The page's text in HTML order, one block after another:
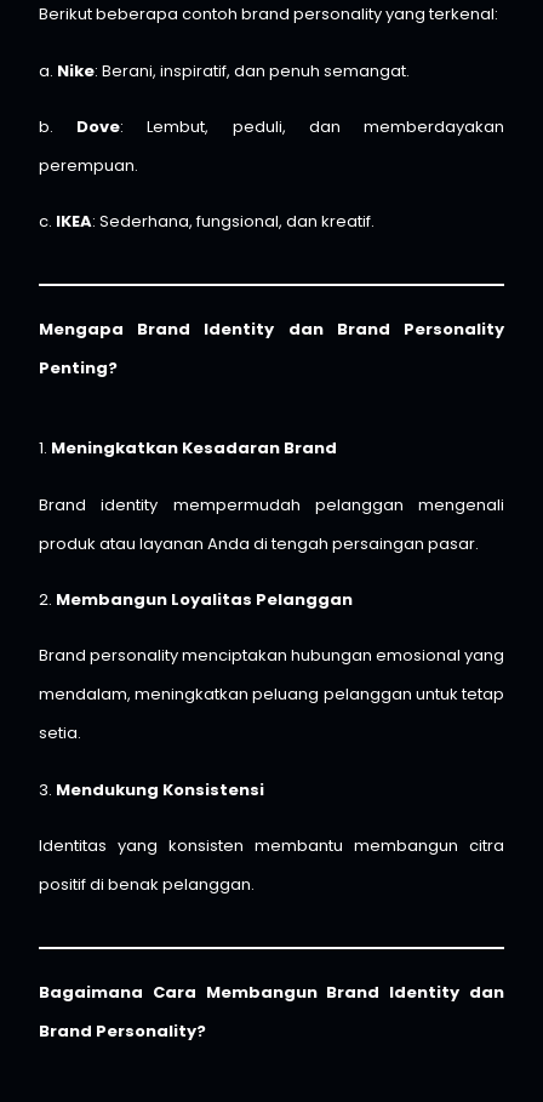
Berikut beberapa contoh brand personality yang terkenal:
a. Nike: Berani, inspiratif, dan penuh semangat.
b. Dove: Lembut, peduli, dan memberdayakan
perempuan.
c. IKEA: Sederhana, fungsional, dan kreatif.
Mengapa Brand Identity dan Brand Personality
Penting?
1. Meningkatkan Kesadaran Brand
Brand identity mempermudah pelanggan mengenali
produk atau layanan Anda di tengah persaingan pasar.
2. Membangun Loyalitas Pelanggan
Brand personality menciptakan hubungan emosional yang
mendalam, meningkatkan peluang pelanggan untuk tetap
setia.
3. Mendukung Konsistensi
Identitas yang konsisten membantu membangun citra
positif di benak pelanggan.
Bagaimana Cara Membangun Brand Identity dan
Brand Personality?